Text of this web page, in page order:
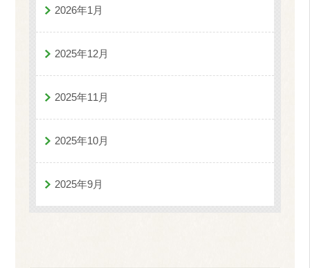
2026年1月
2025年12月
2025年11月
2025年10月
2025年9月